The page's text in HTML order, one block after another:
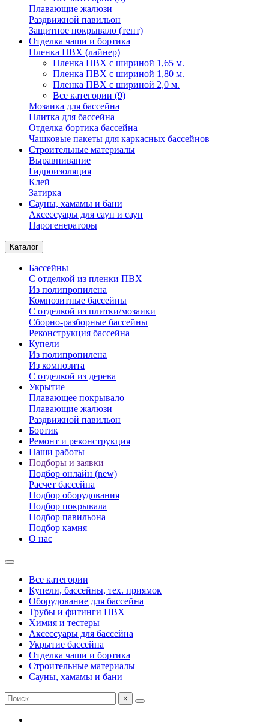
Плавающие жалюзи
Раздвижной павильон
Защитное покрывало (тент)
Отделка чаши и бортика
Пленка ПВХ (лайнер)
Пленка ПВХ с шириной 1,65 м.
Пленка ПВХ с шириной 1,80 м.
Пленка ПВХ с шириной 2,0 м.
Все категории (9)
Мозаика для бассейна
Плитка для бассейна
Отделка бортика бассейна
Чашковые пакеты для каркасных бассейнов
Строительные материалы
Выравнивание
Гидроизоляция
Клей
Затирка
Сауны, хамамы и бани
Аксессуары для саун и саун
Парогенераторы
Каталог
Бассейны
С отделкой из пленки ПВХ
Из полипропилена
Композитные бассейны
С отделкой из плитки/мозаики
Сборно-разборные бассейны
Реконструкция бассейна
Купели
Из полипропилена
Из композита
С отделкой из дерева
Укрытие
Плавающее покрывало
Плавающие жалюзи
Раздвижной павильон
Бортик
Ремонт и реконструкция
Наши работы
Подборы и заявки
Подбор онлайн (new)
Расчет бассейна
Подбор оборудования
Подбор покрывала
Подбор павильона
Подбор камня
О нас
Все категории
Купели, бассейны, тех. приямок
Оборудование для бассейна
Трубы и фитинги ПВХ
Химия и тестеры
Аксессуары для бассейна
Укрытие бассейна
Отделка чаши и бортика
Строительные материалы
Сауны, хамамы и бани
×